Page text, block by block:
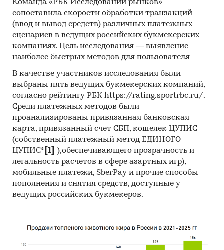
Команда «РБК Исследований рынков»
сопоставила скорости обработки транзакций
(ввод и вывод средств) различных платежных
сценариев в ведущих российских букмекерских
компаниях. Цель исследования — выявление
наиболее быстрых методов для пользователя
В качестве участников исследования были
выбраны пять ведущих букмекерских компаний,
согласно рейтингу РБК https://rating.sportrbc.ru/.
Среди платежных методов были
проанализированы привязанная банковская
карта, привязанный счет СБП, кошелек ЦУПИС
(собственный платежный метод ЕДИНОГО
ЦУПИС* [1]
),обеспечивающего прозрачность и
легальность расчетов в сфере азартных игр),
мобильные платежи, SberPay и прочие способы
пополнения и снятия средств, доступные у
ведущих российских букмекеров.